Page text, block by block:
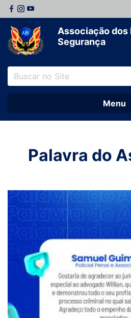
Associação
Segurança
Menu
Palavra do